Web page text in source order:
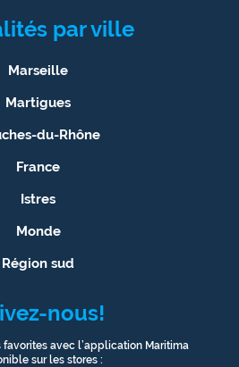
par ville
Marseille
Martigues
du-Rhône
France
Istres
Monde
Région sud
nous!
favorites avec l’application Maritima
sur les stores :